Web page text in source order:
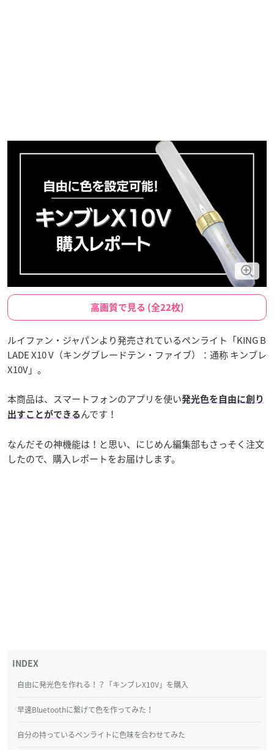
高画質で見る (全22枚)
ルイファン・ジャパンより発売されているペンライト「KING B
LADE X10 V（キングブレードテン・ファイブ）：通称 キンブレ
X10V」。
本商品は、スマートフォンのアプリを使い発光色を自由に創り
出すことができる んです！
なんだその神機能は！と思い、にじめん編集部もさっそく注文
したので、購入レポートをお届けします。
自由に発光色を作れる！？「キンブレX10V」を購入
早速Bluetoothに繋げて色を作ってみた！
自分の持っているペンライトに色味を合わせてみた